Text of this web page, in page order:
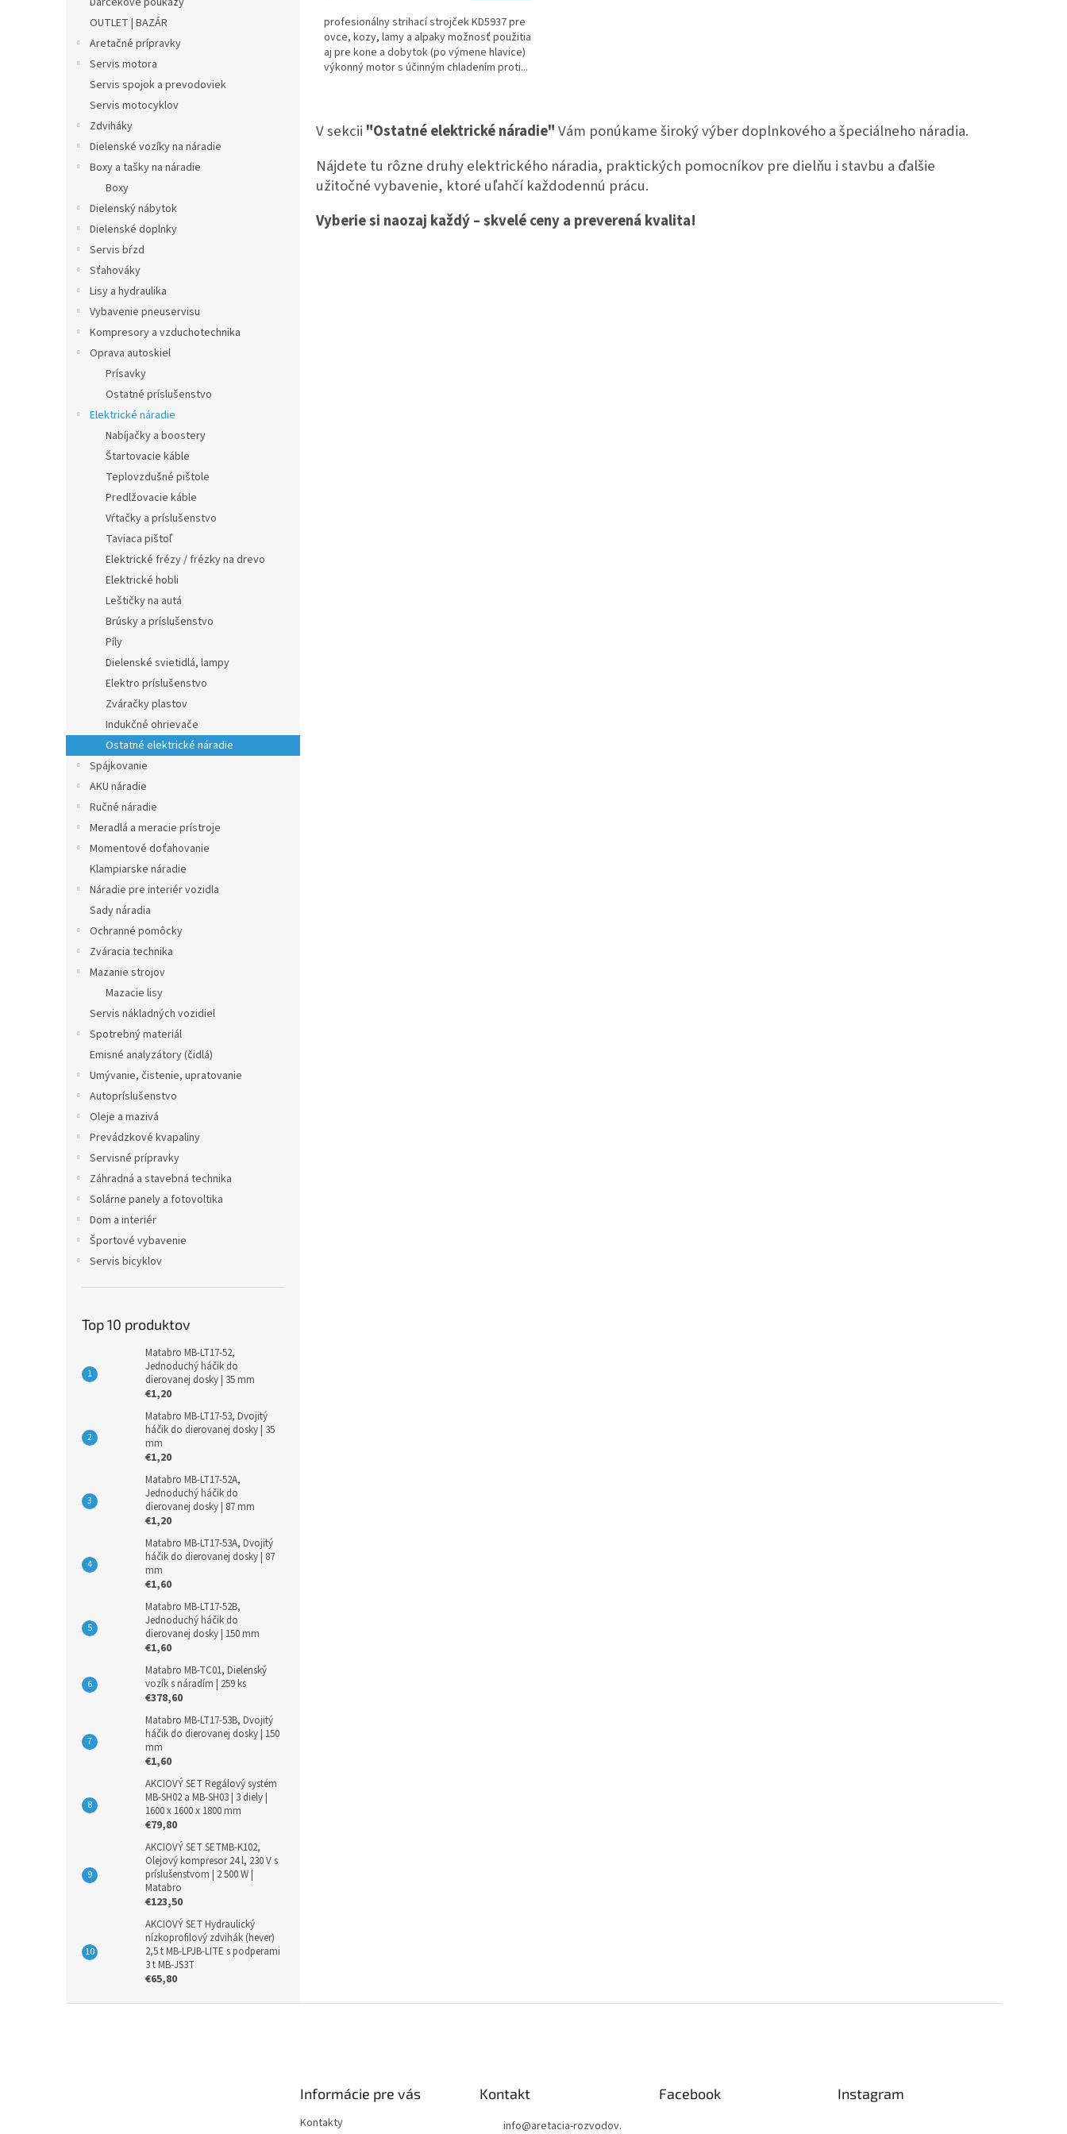
OUTLET | BAZÁR
Aretačné prípravky
Servis motora
Servis spojok a prevodoviek
Servis motocyklov
Zdviháky
Dielenské vozíky na náradie
Boxy a tašky na náradie
Boxy
Dielenský nábytok
Dielenské doplnky
Servis bŕzd
Sťahováky
Lisy a hydraulika
Vybavenie pneuservisu
Kompresory a vzduchotechnika
Oprava autoskiel
Prísavky
Ostatné príslušenstvo
Elektrické náradie
Nabíjačky a boostery
Štartovacie káble
Teplovzdušné pištole
Predlžovacie káble
Vŕtačky a príslušenstvo
Taviaca pištoľ
Elektrické frézy / frézky na drevo
Elektrické hobli
Leštičky na autá
Brúsky a príslušenstvo
Píly
Dielenské svietidlá, lampy
Elektro príslušenstvo
Zváračky plastov
Indukčné ohrievače
Ostatné elektrické náradie
Spájkovanie
AKU náradie
Ručné náradie
Meradlá a meracie prístroje
Momentové doťahovanie
Klampiarske náradie
Náradie pre interiér vozidla
Sady náradia
Ochranné pomôcky
Zváracia technika
Mazanie strojov
Mazacie lisy
Servis nákladných vozidiel
Spotrebný materiál
Emisné analyzátory (čidlá)
Umývanie, čistenie, upratovanie
Autopríslušenstvo
Oleje a mazivá
Prevádzkové kvapaliny
Servisné prípravky
Záhradná a stavebná technika
Solárne panely a fotovoltika
Dom a interiér
Športové vybavenie
Servis bicyklov
Top 10 produktov
Matabro MB-LT17-52,
Jednoduchý háčik do
dierovanej dosky | 35 mm
€1,20
Matabro MB-LT17-53, Dvojitý
háčik do dierovanej dosky | 35
mm
€1,20
Matabro MB-LT17-52A,
Jednoduchý háčik do
dierovanej dosky | 87 mm
€1,20
Matabro MB-LT17-53A, Dvojitý
háčik do dierovanej dosky | 87
mm
€1,60
Matabro MB-LT17-52B,
Jednoduchý háčik do
dierovanej dosky | 150 mm
€1,60
Matabro MB-TC01, Dielenský
vozík s náradím | 259 ks
€378,60
Matabro MB-LT17-53B, Dvojitý
háčik do dierovanej dosky | 150
mm
€1,60
AKCIOVÝ SET Regálový systém
MB-SH02 a MB-SH03 | 3 diely |
1600 x 1600 x 1800 mm
€79,80
AKCIOVÝ SET SETMB-K102,
Olejový kompresor 24 l, 230 V s
príslušenstvom | 2 500 W |
Matabro
€123,50
AKCIOVÝ SET Hydraulický
nízkoprofilový zdvihák (hever)
2,5 t MB-LPJB-LITE s podperami
3 t MB-JS3T
€65,80
profesionálny strihací strojček KD5937 pre
ovce, kozy, lamy a alpaky možnosť použitia
aj pre kone a dobytok (po výmene hlavice)
výkonný motor s účinným chladením proti...
l
d
e
V sekcii "Ostatné elektrické náradie"Vám ponúkame široký výber doplnkového a špeciálneho náradia.
Nájdete tu rôzne druhy elektrického náradia, praktických pomocníkov pre dielňu i stavbu a ďalšie
užitočné vybavenie, ktoré uľahčí každodennú prácu.
Vyberie si naozaj každý – skvelé ceny a preverená kvalita!
Informácie pre vás
Kontakty
Kontakt
info@aretacia-rozvodov.
Facebook Instagram